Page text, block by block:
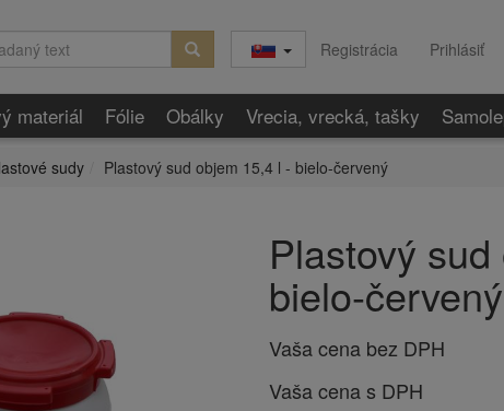
Registrácia Prihlásiť
materiál Fólie Obálky Vrecia, vrecká, tašky
sudy Plastový sud objem 15,4 l - bielo-červený
Plastový
bielo-červený
Vaša cena bez DPH
Vaša cena s DPH